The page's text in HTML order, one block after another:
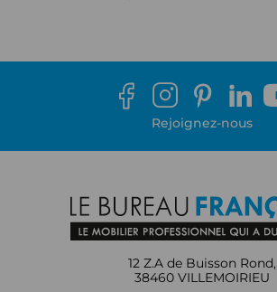
Rejoignez-nous
12 Z.A de Buisson Rond,
38460 VILLEMOIRIEU